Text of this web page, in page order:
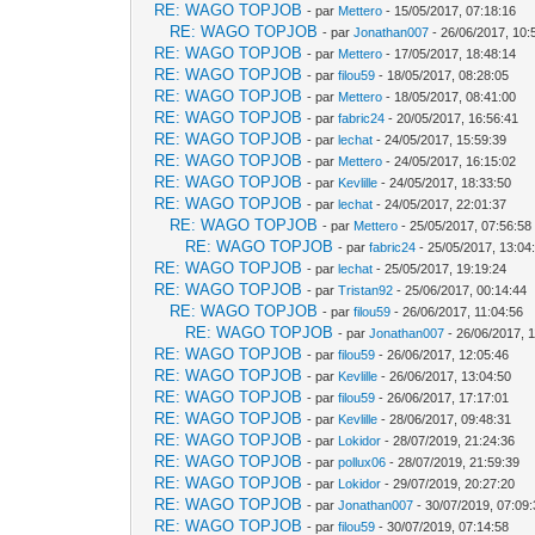
RE: WAGO TOPJOB - par Mettero - 15/05/2017, 07:18:16
RE: WAGO TOPJOB - parJonathan007 - 26/06/2017,
RE: WAGO TOPJOB - par Mettero - 17/05/2017, 18:48:14
RE: WAGO TOPJOB - parfilou59 - 18/05/2017, 08:28:05
RE: WAGO TOPJOB - par Mettero - 18/05/2017, 08:41:00
RE: WAGO TOPJOB - parfabric24 - 20/05/2017, 16:56:41
RE: WAGO TOPJOB - parlechat - 24/05/2017, 15:59:39
RE: WAGO TOPJOB - par Mettero - 24/05/2017, 16:15:02
RE: WAGO TOPJOB - par Kevlille - 24/05/2017, 18:33:50
RE: WAGO TOPJOB - parlechat - 24/05/2017, 22:01:37
RE: WAGO TOPJOB - par Mettero - 25/05/2017, 07:56:58
RE: WAGO TOPJOB - parfabric24 - 25/05/2017,
RE: WAGO TOPJOB - parlechat - 25/05/2017, 19:19:24
RE: WAGO TOPJOB - parTristan92 - 25/06/2017, 00:14:44
RE: WAGO TOPJOB - parfilou59 - 26/06/2017, 11:04:56
RE: WAGO TOPJOB - parJonathan007 - 26/06/2017,
RE: WAGO TOPJOB - parfilou59 - 26/06/2017, 12:05:46
RE: WAGO TOPJOB - par Kevlille - 26/06/2017, 13:04:50
RE: WAGO TOPJOB - parfilou59 - 26/06/2017, 17:17:01
RE: WAGO TOPJOB - par Kevlille - 28/06/2017, 09:48:31
RE: WAGO TOPJOB - par Lokidor - 28/07/2019, 21:24:36
RE: WAGO TOPJOB - parpollux06 - 28/07/2019, 21:59:39
RE: WAGO TOPJOB - par Lokidor - 29/07/2019, 20:27:20
RE: WAGO TOPJOB - parJonathan007 - 30/07/2019,
RE: WAGO TOPJOB - parfilou59 - 30/07/2019, 07:14:58